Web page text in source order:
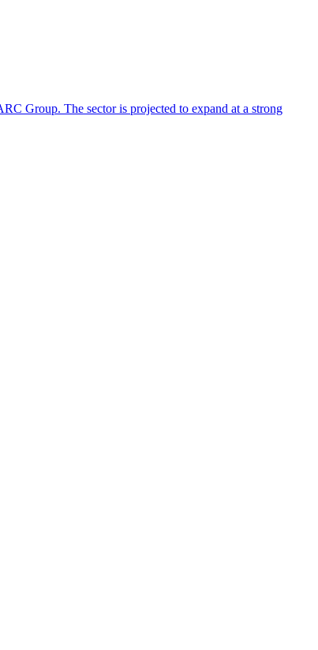
Group. The sector is projected to expand at a strong